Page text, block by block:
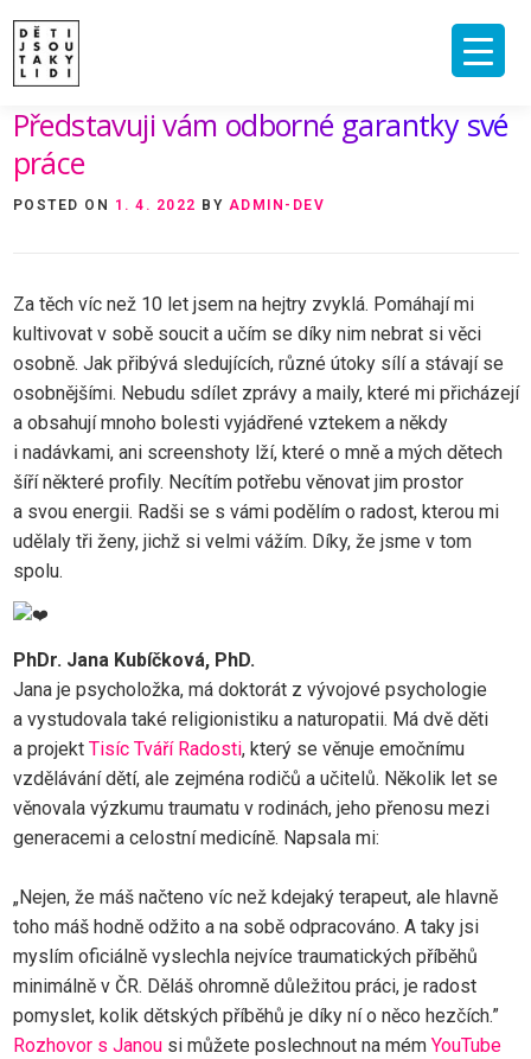
content
ÚVOD
O MNĚ A O PROJEKTU
NAKLADATELSTVÍ
VIDEA A ROZHOVORY
PODPOŘIT
KONTAKT
Představuji vám odborné garantky své
práce
POSTED ON 1. 4. 2022 BY ADMIN-DEV
Za těch víc než 10 let jsem na hejtry zvyklá. Pomáhají mi
kultivovat v sobě soucit a učím se díky nim nebrat si věci
osobně. Jak přibývá sledujících, různé útoky sílí a stávají se
osobnějšími. Nebudu sdílet zprávy a maily, které mi přicházejí
a obsahují mnoho bolesti vyjádřené vztekem a někdy
i nadávkami, ani screenshoty lží, které o mně a mých dětech
šíří některé profily. Necítím potřebu věnovat jim prostor
a svou energii. Radši se s vámi podělím o radost, kterou mi
udělaly tři ženy, jichž si velmi vážím. Díky, že jsme v tom
spolu.
PhDr. Jana Kubíčková, PhD.
Jana je psycholožka, má doktorát z vývojové psychologie
a vystudovala také religionistiku a naturopatii. Má dvě děti
a projekt Tisíc Tváří Radosti, který se věnuje emočnímu
vzdělávání dětí, ale zejména rodičů a učitelů. Několik let se
věnovala výzkumu traumatu v rodinách, jeho přenosu mezi
generacemi a celostní medicíně. Napsala mi:
„Nejen, že máš načteno víc než kdejaký terapeut, ale hlavně
toho máš hodně odžito a na sobě odpracováno. A taky jsi
myslím oficiálně vyslechla nejvíce traumatických příběhů
minimálně v ČR. Děláš ohromně důležitou práci, je radost
pomyslet, kolik dětských příběhů je díky ní o něco hezčích.”
Rozhovor s Janousi můžete poslechnout na mém YouTube